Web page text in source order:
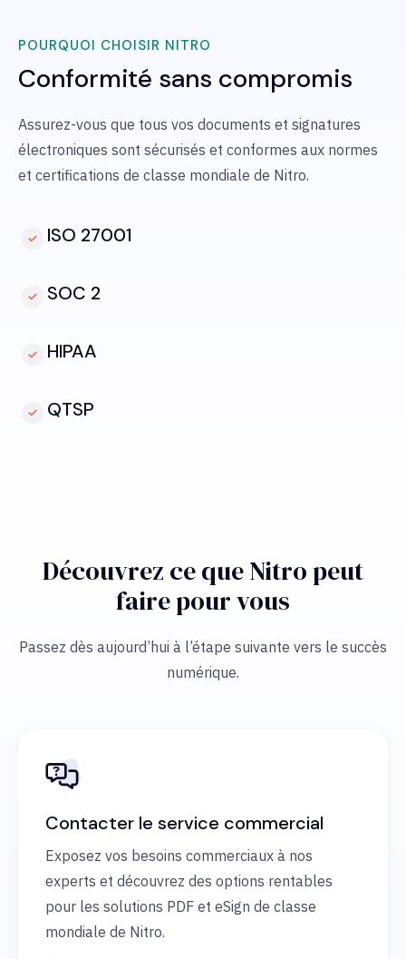
POURQUOI CHOISIR NITRO
Conformité sans compromis
Assurez-vous que tous vos documents et signatures
électroniques sont sécurisés et conformes aux normes
et certifications de classe mondiale de Nitro.
ISO 27001
SOC 2
HIPAA
QTSP
Découvrez ce que Nitro peut
faire pour vous
Passez dès aujourd’hui à l’étape suivante vers le succès
numérique.
Contacter le service commercial
Exposez vos besoins commerciaux à nos
experts et découvrez des options rentables
pour les solutions PDF et eSign de classe
mondiale de Nitro.